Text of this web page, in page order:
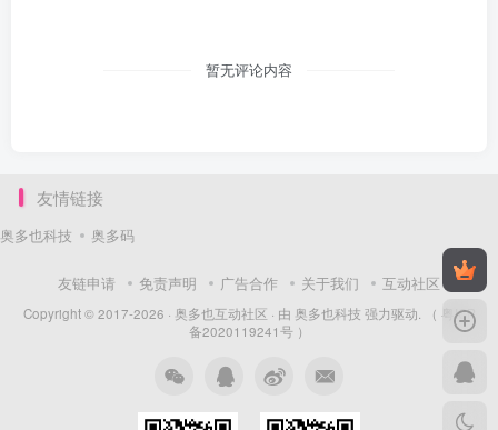
暂无评论内容
友情链接
奥多也科技 奥多码
友链申请 免责声明 广告合作 关于我们 互动社区
Copyright © 2017-2026 · 奥多也互动社区 · 由 奥多也科技 强力驱动.
（ 粤ICP
备2020119241号 ）